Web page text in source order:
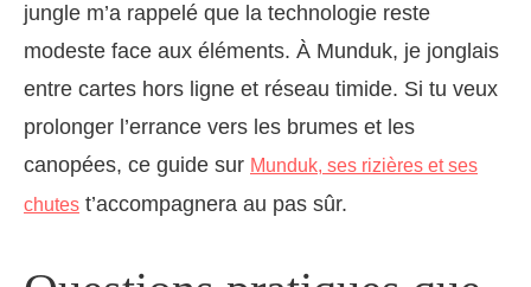
jungle m’a rappelé que la technologie reste
modeste face aux éléments. À Munduk, je jonglais
entre cartes hors ligne et réseau timide. Si tu veux
prolonger l’errance vers les brumes et les
canopées, ce guide sur Munduk, ses rizières et ses
chutes t’accompagnera au pas sûr.